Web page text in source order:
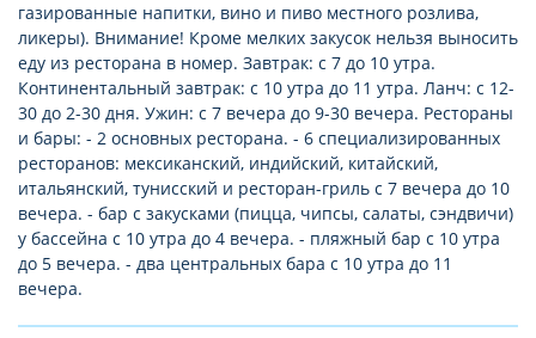
газированные напитки, вино и пиво местного розлива,
ликеры). Внимание! Кроме мелких закусок нельзя выносить
еду из ресторана в номер. Завтрак: с 7 до 10 утра.
Континентальный завтрак: с 10 утра до 11 утра. Ланч: с 12-
30 до 2-30 дня. Ужин: с 7 вечера до 9-30 вечера. Рестораны
и бары: - 2 основных ресторана. - 6 специализированных
ресторанов: мексиканский, индийский, китайский,
итальянский, тунисский и ресторан-гриль с 7 вечера до 10
вечера. - бар с закусками (пицца, чипсы, салаты, сэндвичи)
у бассейна с 10 утра до 4 вечера. - пляжный бар с 10 утра
до 5 вечера. - два центральных бара с 10 утра до 11
вечера.